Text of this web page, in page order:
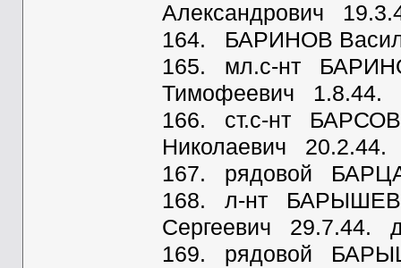
Александрович
164. БАРИНОВ
165. мл.с-нт
Тимофеевич 1.8.44.
166. ст.с-нт БАРСОВ
Николаевич
167. рядовой
168. л-нт БАРЫШЕВ
Сергеевич 29.7.44.
169. рядовой